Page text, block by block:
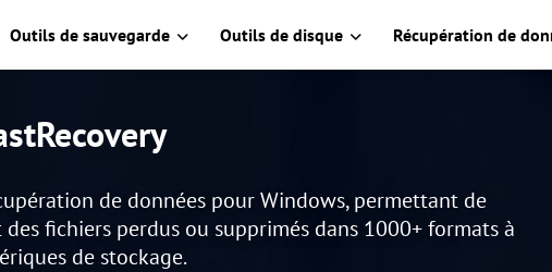
Outils de sauvegarde Outils de disque Récupération de
de données pour Windows, permettant de
fichiers perdus ou supprimés dans 1000+ formats à
de stockage.